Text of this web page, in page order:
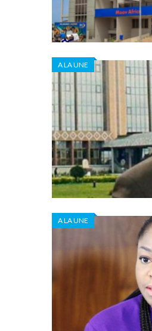
A LA UNE
A LA UNE